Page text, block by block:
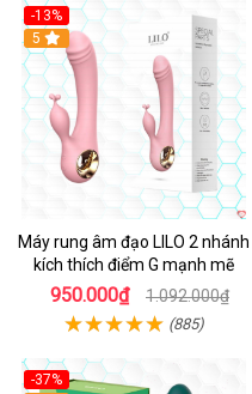
-13%
Hot
5
Máy rung âm đạo LILO 2 nhánh
kích thích điểm G mạnh mẽ
950.000₫ 1.092.000₫
(885)
-37%